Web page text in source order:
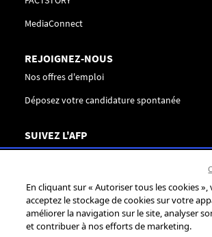
MediaConnect
REJOIGNEZ-NOUS
Nos offres d'emploi
Déposez votre candidature spontanée
SUIVEZ L'AFP
Nous contacter
Réseaux sociaux
En cliquant sur « Autoriser tous les cookies »,
acceptez le stockage de cookies sur votre
améliorer la navigation sur le site, analyser
et contribuer à nos efforts de marketing.